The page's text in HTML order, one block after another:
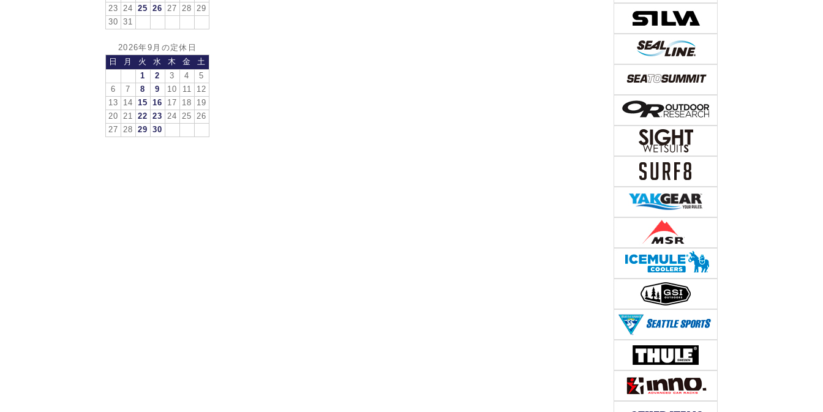
23
24 25 26 27 28
29
30
31
2026年9月の定休日
日
月 火 水 木 金
土
1
2 3 4
5
6
7 8 9 10 11
12
13
14 15 16 17 18
19
20
21 22 23 24 25
26
27
28 29 30